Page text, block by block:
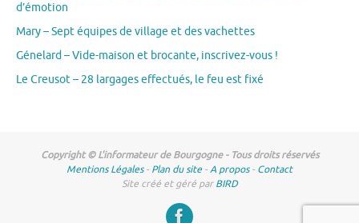
d’émotion
Mary – Sept équipes de village et des vachettes
Génelard – Vide-maison et brocante, inscrivez-vous !
Le Creusot – 28 largages effectués, le feu est fixé
Copyright © L'informateur de Bourgogne - Tous droits réservés
Mentions Légales- Plan du site -A propos- Contact
Site créé et géré parBIRD